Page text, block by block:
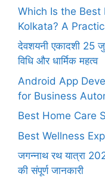
Which Is the Best
Kolkata? A
देवशयनी एकादशी 25
विधि और धार्मिक महत्व
Android App
for Business
Best Home Care
Best Wellness
जगन्नाथ रथ यात्रा
की संपूर्ण जानकारी